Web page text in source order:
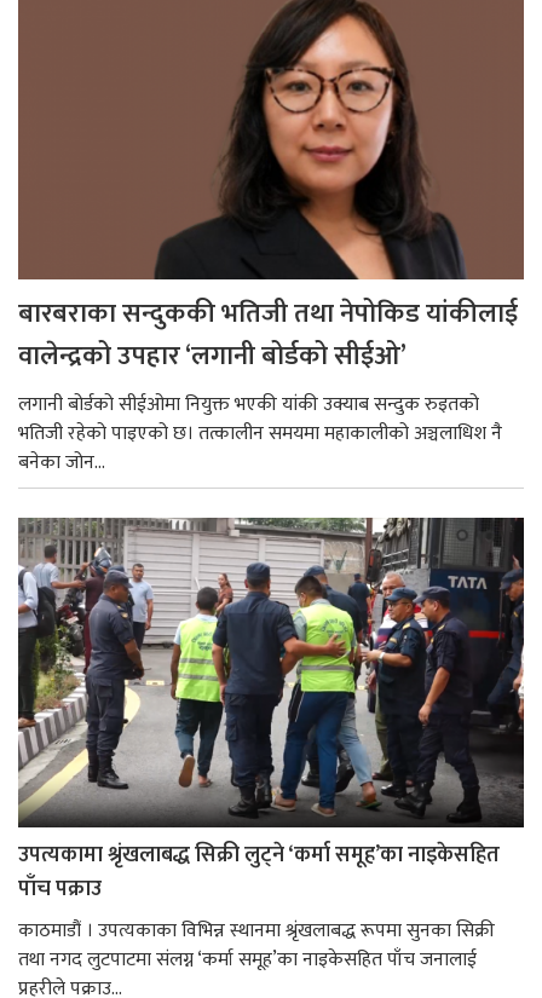
बारबराका सन्दुककी भतिजी तथा नेपोकिड यांकीलाई
वालेन्द्रको उपहार ‘लगानी बोर्डको सीईओ’
लगानी बोर्डको सीईओमा नियुक्त भएकी यांकी उक्याब सन्दुक रुइतको
भतिजी रहेको पाइएको छ। तत्कालीन समयमा महाकालीको अञ्चलाधिश नै
बनेका जोन...
उपत्यकामा श्रृंखलाबद्ध सिक्री लुट्ने ‘कर्मा समूह’का नाइकेसहित
पाँच पक्राउ
काठमाडौं । उपत्यकाका विभिन्न स्थानमा श्रृंखलाबद्ध रूपमा सुनका सिक्री
तथा नगद लुटपाटमा संलग्न ‘कर्मा समूह’का नाइकेसहित पाँच जनालाई
प्रहरीले पक्राउ...